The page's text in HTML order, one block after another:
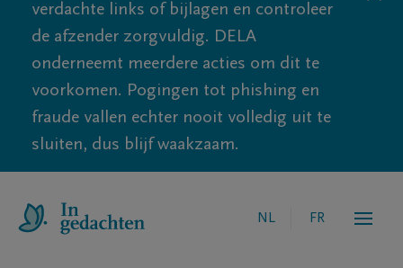
verdachte links of bijlagen en controleer
de afzender zorgvuldig. DELA
onderneemt meerdere acties om dit te
voorkomen. Pogingen tot phishing en
fraude vallen echter nooit volledig uit te
sluiten, dus blijf waakzaam.
NL FR